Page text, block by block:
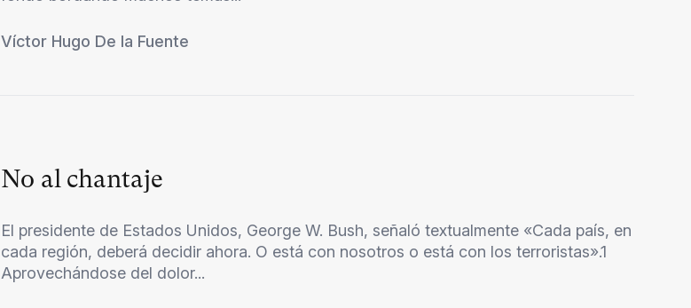
Víctor Hugo De la Fuente
No al chantaje
El presidente de Estados Unidos, George W. Bush, señaló textualmente «Cada país, en
cada región, deberá decidir ahora. O está con nosotros o está con los terroristas».1
Aprovechándose del dolor...